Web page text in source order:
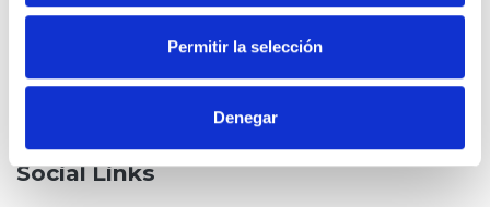
Permitir la selección
Denegar
Promo box heading
Check it out
Social Links